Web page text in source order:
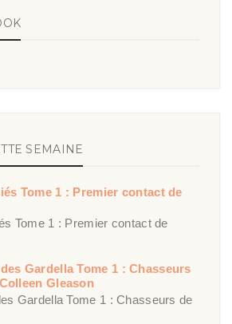
SEMAINE
Tome 1 : Premier contact de
Tome 1 : Premier contact de
Gardella Tome 1 : Chasseurs
Gleason
Gardella Tome 1 : Chasseurs de